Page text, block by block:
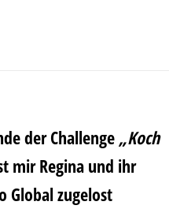
der Challenge „Koch
mir Regina und ihr
Global zugelost